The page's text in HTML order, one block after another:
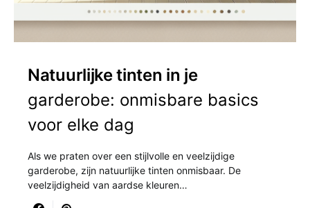
Natuurlijke tinten in je
garderobe: onmisbare basics
voor elke dag
Als we praten over een stijlvolle en veelzijdige
garderobe, zijn natuurlijke tinten onmisbaar. De
veelzijdigheid van aardse kleuren…